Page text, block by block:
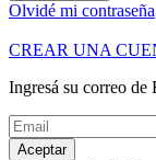
Olvidé mi contraseña
CREAR UNA
Ingresá su correo de
Aceptar